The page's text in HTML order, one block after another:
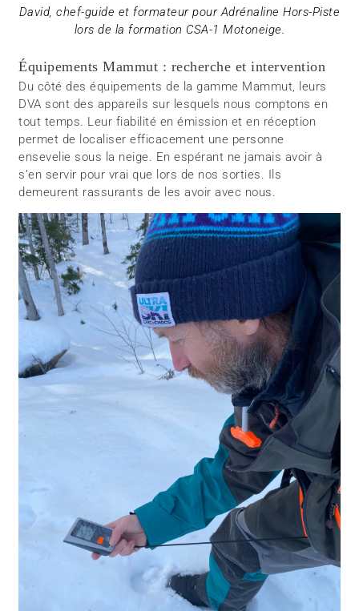
David, chef-guide et formateur pour Adrénaline Hors-Piste
lors de la formation CSA-1 Motoneige.
Équipements Mammut : recherche et intervention
Du côté des équipements de la gamme Mammut, leurs
DVA sont des appareils sur lesquels nous comptons en
tout temps. Leur fiabilité en émission et en réception
permet de localiser efficacement une personne
ensevelie sous la neige. En espérant ne jamais avoir à
s’en servir pour vrai que lors de nos sorties. Ils
demeurent rassurants de les avoir avec nous.